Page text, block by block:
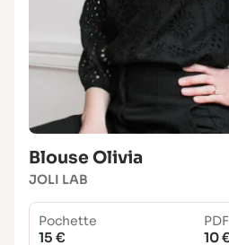
Blouse Olivia
JOLI LAB
Pochette
15 €
PDF
10